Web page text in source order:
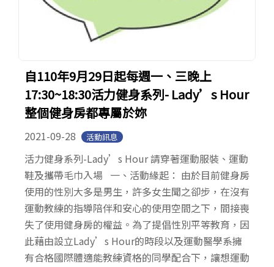
自110年9月29日起每週一、三晚上
17:30~18:30活力健身系列- Lady’s Hour
整個健身房都專屬於妳
2021-09-28 活動訊息
活力健身系列-Lady’s Hour 請穿著運動服裝、運動
鞋及攜帶毛巾入場 一、活動緣起： 由於目前健身房
使用的性別大多是男生，許多女生聞之卻步，在沒有
運動教練的指導陪伴和安心的使用空間之下，間接喪
失了使用健身房的權益。為了提倡性別平等教育，因
此藉由設立Lady’s Hour的時段以及運動醫學系擁
有合格國際體適能教練資格的同學配合下，讓想運動